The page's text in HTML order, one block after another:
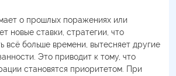
о прошлых поражениях или
новые ставки, стратегии, что
всё больше времени, вытесняет другие
Это приводит к тому, что
становятся приоритетом. При